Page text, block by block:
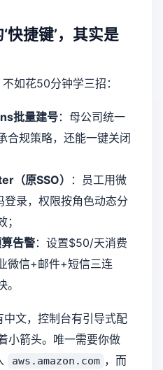
快捷键’，其实是
如花50分钟学三招：
批量建号：母公司统一
合规策略，还能一键关闭
（原SSO）
：员工用微
录，权限按角色动态分
告警：设置$50/天消费
微信+邮件+短信三连
文，控制台有引导式配
小箭头。唯一需要你做
aws.amazon.com ，而